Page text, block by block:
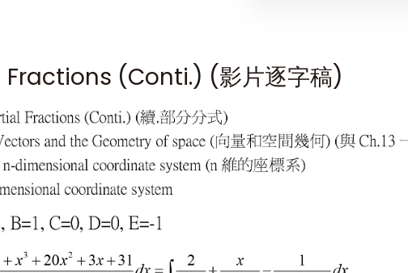
Fractions (Conti.) (影片逐字稿)